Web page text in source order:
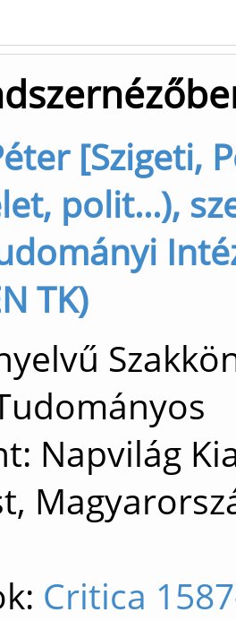
[Szigeti,
polit...),
TK)
Napvilág
Critica